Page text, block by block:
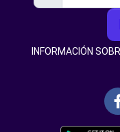
INFORMACIÓN